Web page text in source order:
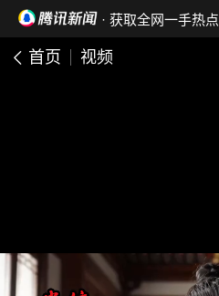
· 获取全网一手热点
首页 视频